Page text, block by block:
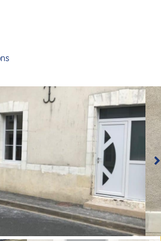
produits